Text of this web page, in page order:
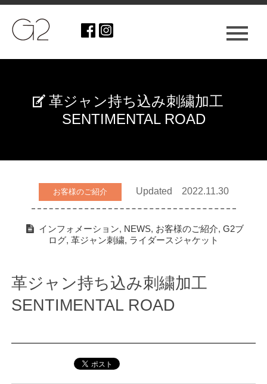
革ジャン持ち込み刺繍加工
SENTIMENTAL ROAD
お客様のご紹介 Updated 2022.11.30
インフォメーション, NEWS, お客様のご紹介, G2ブ
ログ, 革ジャン刺繍, ライダースジャケット
革ジャン持ち込み刺繍加工
SENTIMENTAL ROAD